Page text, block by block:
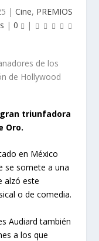
| Cine, PREMIOS
| 0 |
triunfadora
Oro.
en México
se somete a una
alzó este
o de comedia.
Audiard también
a los que